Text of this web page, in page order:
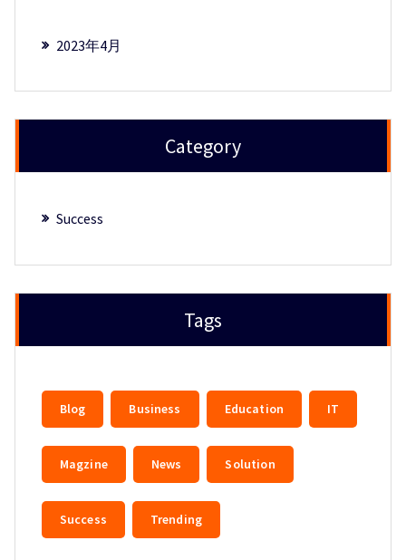
2023年4月
Category
Success
Tags
Blog Business Education IT
Magzine News Solution
Success Trending